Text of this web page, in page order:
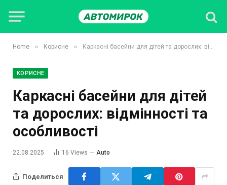
Home » Корисне » Каркасні басейни для дітей та дорослих: відмінності та особливості
КОРИСНЕ
Каркасні басейни для дітей
та дорослих: відмінності та
особливості
22.08.2025 16 Views Auto
Поделиться